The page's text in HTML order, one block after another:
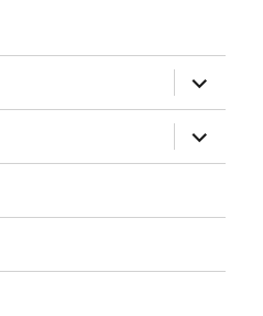
раскрыть
дочернее
меню
раскрыть
дочернее
меню